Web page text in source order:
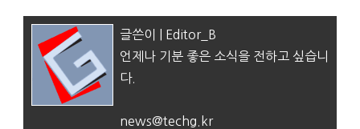
글쓴이 | Editor_B
언제나 기분 좋은 소식을 전하고 싶습니
다.
news@techg.kr